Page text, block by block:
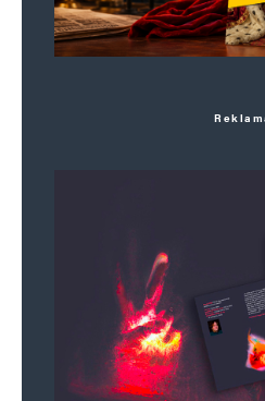
Uložit do prohlížeče jméno, e-mail a